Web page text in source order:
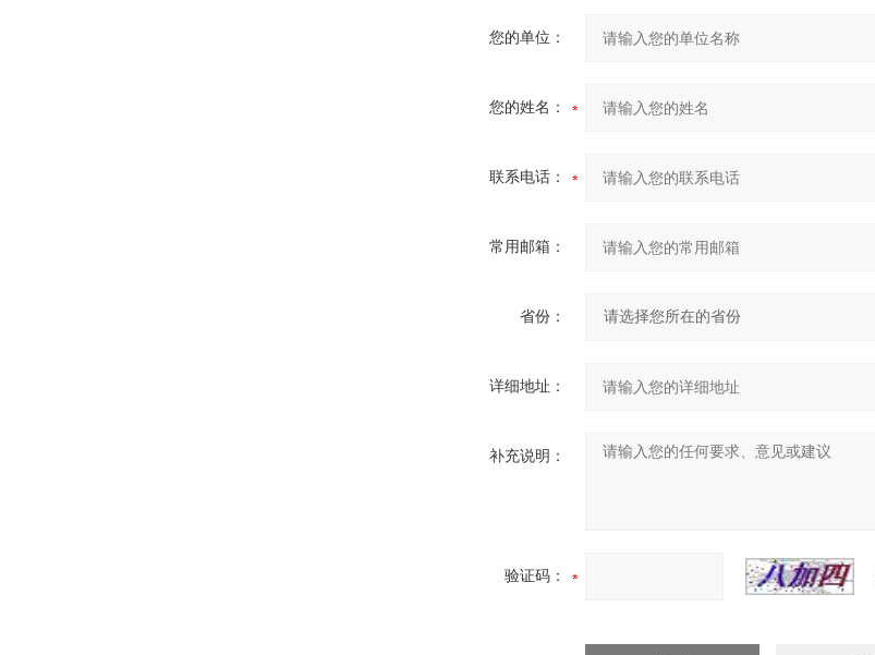
您的单位：
您的姓名：
联系电话：
常用邮箱：
省份：
详细地址：
补充说明：
验证码：